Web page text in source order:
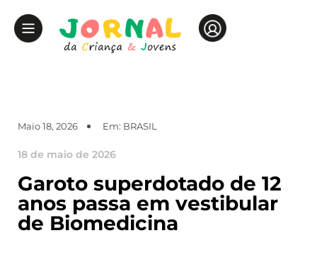
Maio 18, 2026 Em: BRASIL
18 de maio de 2026
Garoto superdotado de 12
anos passa em vestibular
de Biomedicina